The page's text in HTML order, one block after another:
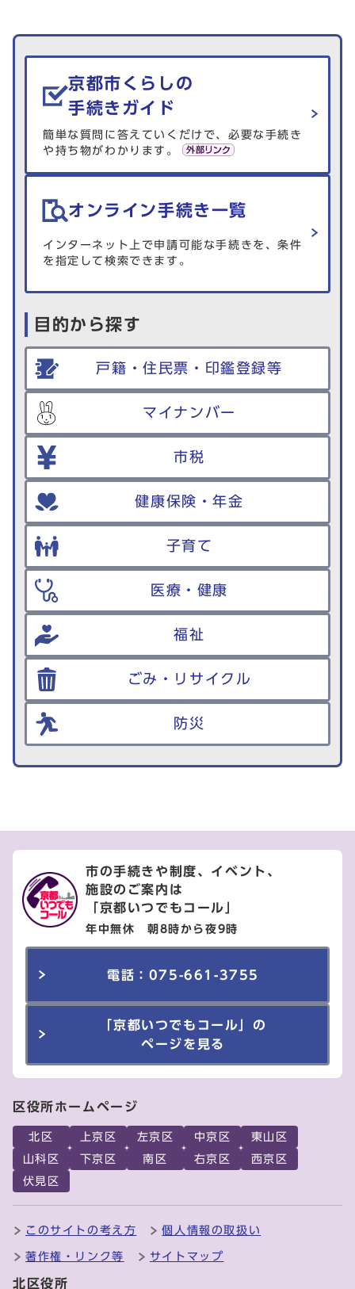
生活情報を探す
京都市くらしの
手続きガイド
簡単な質問に答えていくだけで、必要な手続き
や持ち物がわかります。
オンライン手続き一覧
インターネット上で申請可能な手続きを、条件
を指定して検索できます。
目的から探す
戸籍・住民票・印鑑登録等
マイナンバー
市税
健康保険・年金
子育て
医療・健康
福祉
ごみ・リサイクル
防災
市の手続きや制度、イベント、
施設のご案内は
「京都いつでもコール」
年中無休 朝8時から夜9時
電話：075-661-3755
「京都いつでもコール」の
ページを見る
区役所ホームページ
北区 上京区 左京区 中京区
東山区
山科区
下京区 南区 右京区
西京区
伏見区
このサイトの考え方 個人情報の取扱い
著作権・リンク等 サイトマップ
北区役所